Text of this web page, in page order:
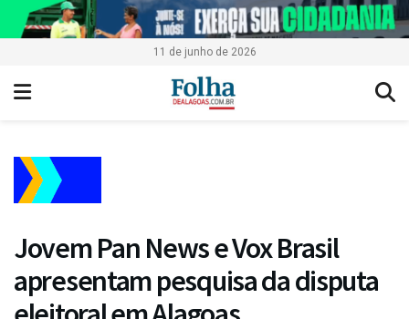
11 de junho de 2026
Jovem Pan News e Vox Brasil
apresentam pesquisa da disputa